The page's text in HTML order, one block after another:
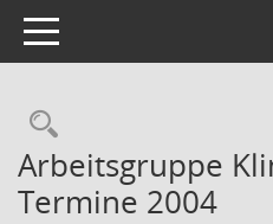
Toggle navigation
Arbeitsgruppe
Termine 2004